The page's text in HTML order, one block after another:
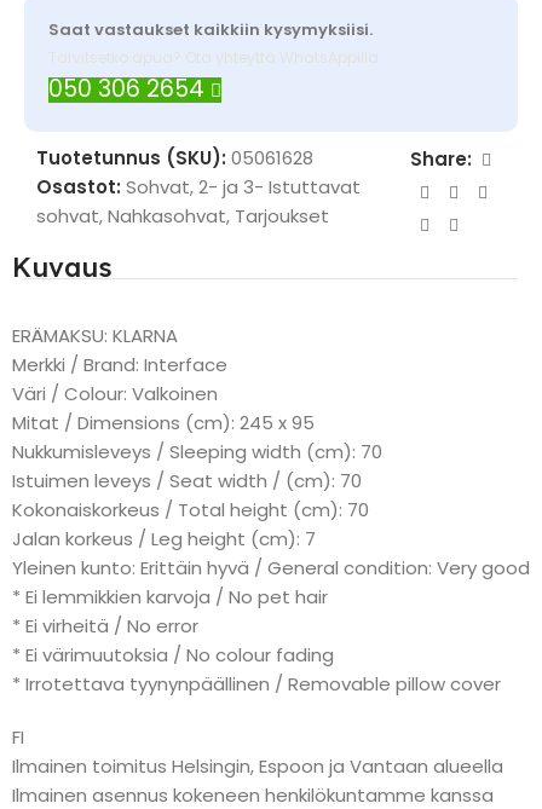
Saat vastaukset kaikkiin kysymyksiisi.
Tarvitsetko apua? Ota yhteyttä WhatsAppilla
050 306 2654
Tuotetunnus (SKU): 05061628
Osastot: Sohvat,2- ja 3- Istuttavat
sohvat,Nahkasohvat, Tarjoukset
Share:
Kuvaus
ERÄMAKSU: KLARNA
Merkki / Brand: Interface
Väri / Colour: Valkoinen
Mitat / Dimensions (cm): 245 x 95
Nukkumisleveys / Sleeping width (cm): 70
Istuimen leveys / Seat width / (cm): 70
Kokonaiskorkeus / Total height (cm): 70
Jalan korkeus / Leg height (cm): 7
Yleinen kunto: Erittäin hyvä / General condition: Very good
* Ei lemmikkien karvoja / No pet hair
* Ei virheitä / No error
* Ei värimuutoksia / No colour fading
* Irrotettava tyynynpäällinen / Removable pillow cover
FI
Ilmainen toimitus Helsingin, Espoon ja Vantaan alueella
Ilmainen asennus kokeneen henkilökuntamme kanssa